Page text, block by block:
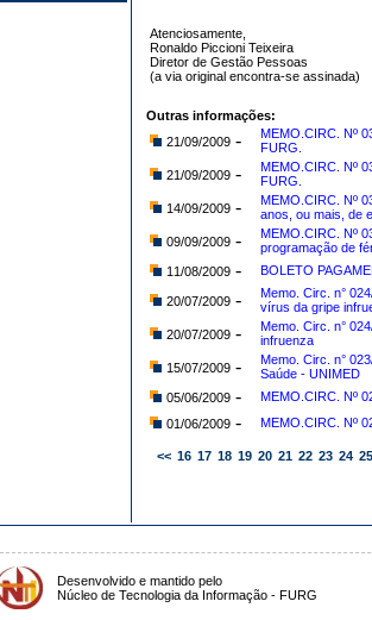
Atenciosamente,
Ronaldo Piccioni Teixeira
Diretor de Gestão Pessoas
(a via original encontra-se assinada)
Outras informações:
21/09/2009-
MEMO.CIRC. Nº
FURG.
21/09/2009-
MEMO.CIRC. Nº
FURG.
14/09/2009-
MEMO.CIRC. Nº
anos, ou mais, de
09/09/2009-
MEMO.CIRC. Nº
programação de
11/08/2009- BOLETO
20/07/2009-
Memo. Circ. n°
vírus da gripe
20/07/2009-
Memo. Circ. n°
infruenza
15/07/2009-
Memo. Circ. n°
Saúde - UNIMED
05/06/2009-
MEMO.CIRC. Nº
01/06/2009- MEMO.CIRC. Nº
<< 16 17 18 19 20 21 22 23 24 25
Desenvolvido e mantido pelo
Núcleo de Tecnologia da Informação - FURG